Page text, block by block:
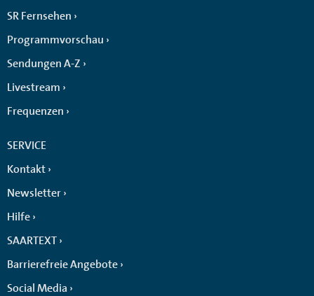
SR Fernsehen
Programmvorschau
Sendungen A-Z
Livestream
Frequenzen
SERVICE
Kontakt
Newsletter
Hilfe
SAARTEXT
Barrierefreie Angebote
Social Media